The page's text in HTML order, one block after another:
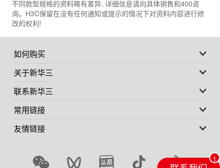
不同款型规格的资料略有差异, 详细信息请向具体销售和400咨
询。H3C保留在没有任何通知或提示的情况下对资料内容进行修
改的权利!
如何购买
关于新华三
联系新华三
常用链接
友情链接